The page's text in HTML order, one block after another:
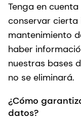
Tenga en
conservar
mantenimiento
haber
nuestras bases
no se eliminará.
¿Cómo
datos?